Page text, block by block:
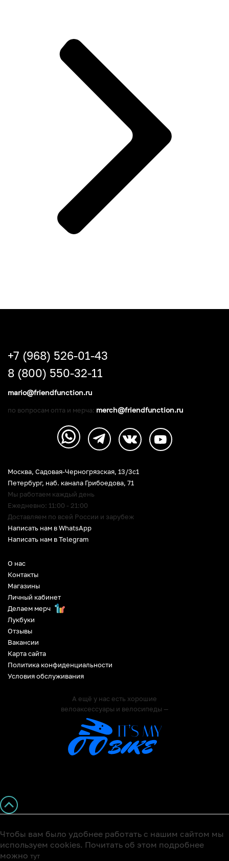
О нас
Контакты
Магазины
Личный кабинет
Делаем мерч
Лукбуки
Отзывы
Вакансии
Карта сайта
Политика конфиденциальности
Условия обслуживания
А ещё у нас есть хорошие
велоаксессуары и велосипеды —
Москва, Садовая-Черногрязская, 13/3c1
Петербург, наб. канала Грибоедова, 71
Мы работаем каждый день
Ежедневно: 11:00 - 21:00
Доставляем по всей России и зарубеж
Написать нам в WhatsApp
Написать нам в Telegram
+7 (968) 526-01-43
8 (800) 550-32-11
mario@friendfunction.ru
по вопросам опта и мерча: merch@friendfunction.ru
Чтобы вам было удобнее работать с нашим сайтом мы
используем cookies. Почитать об этом подробнее
можно тут